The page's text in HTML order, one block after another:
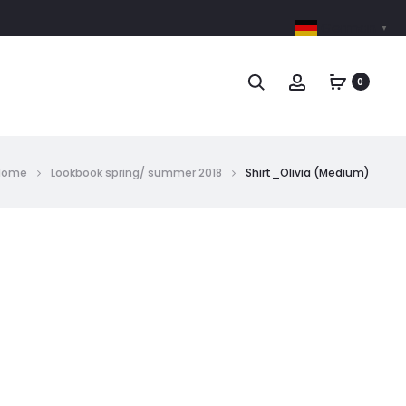
0
Lookbook spring/ summer 2018 Shirt_Olivia (Medium)
▼